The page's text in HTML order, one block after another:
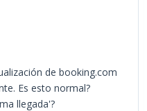
de booking.com
Es esto normal?
llegada'?